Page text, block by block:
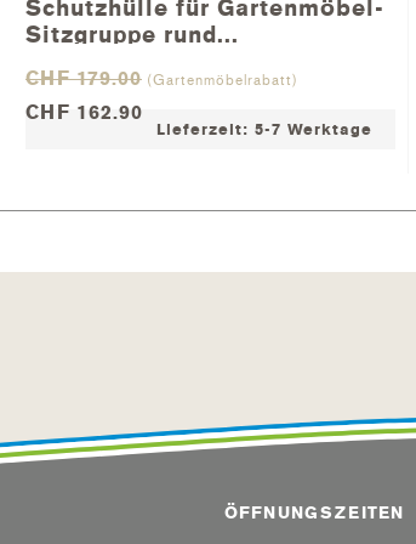
Oberfläche eine Anti-Haft-Wirkung und
Pulverbeschichten anschliessend eine
TIPPS UND PFLEGEHINWEIS
abzudecken. Optimal verwenden Sie zur
Schutzhülle für Gartenmöbel-
Sitzgruppe rund...
CHF 179.00 (Gartenmöbelrabatt)
CHF 162.90
Lieferzeit: 5-7 Werktage
ÖFFNUNGSZEITEN